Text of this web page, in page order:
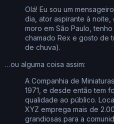
Olá! Eu sou um
dia, ator aspirante à noite,
moro em São Paulo,
chamado Rex e gosto de
de chuva).
…ou alguma coisa assim:
A Companhia de
1971, e desde então tem
qualidade ao público.
XYZ emprega mais de
grandiosas para a